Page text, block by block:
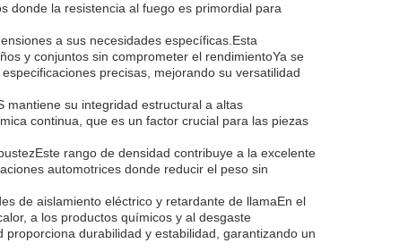
donde la resistencia al fuego es primordial para
a sus necesidades específicas.Esta
y conjuntos sin comprometer el rendimientoYa se
precisas, mejorando su versatilidad
mantiene su integridad estructural a altas
continua, que es un factor crucial para las piezas
rango de densidad contribuye a la excelente
automotrices donde reducir el peso sin
de aislamiento eléctrico y retardante de llamaEn el
a los productos químicos y al desgaste
durabilidad y estabilidad, garantizando un